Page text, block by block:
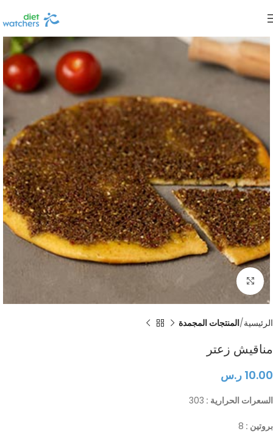
Click to enlarge
الرئيسية المنتجات المجمدة
مناقيش زعتر
10.00 ر.س
السعرات الحرارية : 303
بروتين : 8